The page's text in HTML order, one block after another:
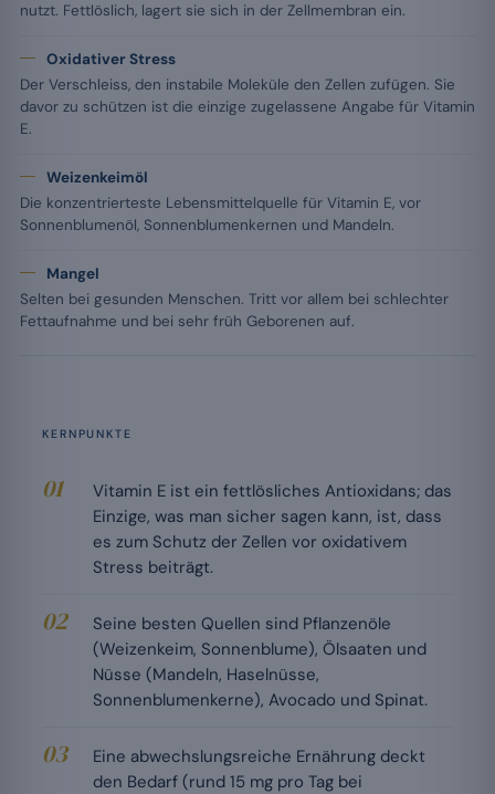
nutzt. Fettlöslich, lagert sie sich in der Zellmembran ein.
Oxidativer Stress
Der Verschleiss, den instabile Moleküle den Zellen zufügen. Sie
davor zu schützen ist die einzige zugelassene Angabe für Vitamin
E.
Weizenkeimöl
Die konzentrierteste Lebensmittelquelle für Vitamin E, vor
Sonnenblumenöl, Sonnenblumenkernen und Mandeln.
Mangel
Selten bei gesunden Menschen. Tritt vor allem bei schlechter
Fettaufnahme und bei sehr früh Geborenen auf.
KERNPUNKTE
Vitamin E ist ein fettlösliches Antioxidans; das
Einzige, was man sicher sagen kann, ist, dass
es zum Schutz der Zellen vor oxidativem
Stress beiträgt.
Seine besten Quellen sind Pflanzenöle
(Weizenkeim, Sonnenblume), Ölsaaten und
Nüsse (Mandeln, Haselnüsse,
Sonnenblumenkerne), Avocado und Spinat.
Eine abwechslungsreiche Ernährung deckt
den Bedarf (rund 15 mg pro Tag bei